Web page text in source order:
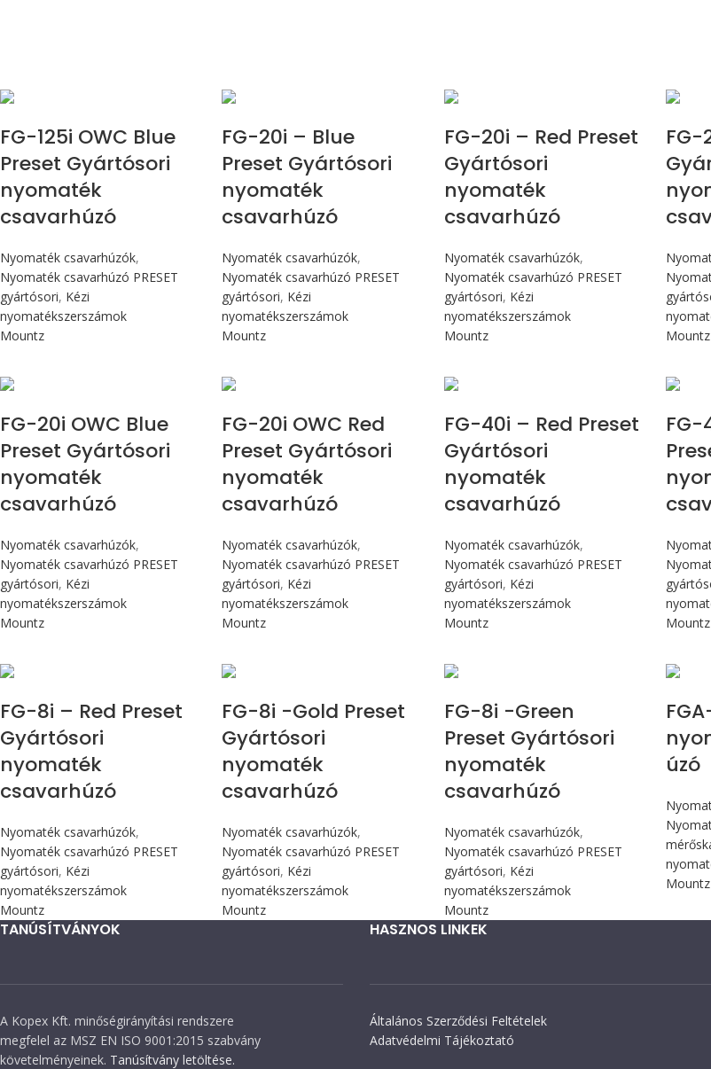
FG-125i OWC Blue
Preset Gyártósori
nyomaték
csavarhúzó
Nyomaték csavarhúzók,
Nyomaték csavarhúzó PRESET
gyártósori, Kézi
nyomatékszerszámok
Mountz
FG-20i – Blue
Preset Gyártósori
nyomaték
csavarhúzó
Nyomaték csavarhúzók,
Nyomaték csavarhúzó PRESET
gyártósori, Kézi
nyomatékszerszámok
Mountz
FG-20i – Red Preset
Gyártósori
nyomaték
csavarhúzó
Nyomaték csavarhúzók,
Nyomaték csavarhúzó PRESET
gyártósori, Kézi
nyomatékszerszámok
Mountz
FG-
Mountz
FG-20i OWC Blue
Preset Gyártósori
nyomaték
csavarhúzó
Nyomaték csavarhúzók,
Nyomaték csavarhúzó PRESET
gyártósori, Kézi
nyomatékszerszámok
Mountz
FG-20i OWC Red
Preset Gyártósori
nyomaték
csavarhúzó
Nyomaték csavarhúzók,
Nyomaték csavarhúzó PRESET
gyártósori, Kézi
nyomatékszerszámok
Mountz
FG-40i – Red Preset
Gyártósori
nyomaték
csavarhúzó
Nyomaték csavarhúzók,
Nyomaték csavarhúzó PRESET
gyártósori, Kézi
nyomatékszerszámok
Mountz
FG-
Mountz
FG-8i – Red Preset
Gyártósori
nyomaték
csavarhúzó
Nyomaték csavarhúzók,
Nyomaték csavarhúzó PRESET
gyártósori, Kézi
nyomatékszerszámok
Mountz
FG-8i -Gold Preset
Gyártósori
nyomaték
csavarhúzó
Nyomaték csavarhúzók,
Nyomaték csavarhúzó PRESET
gyártósori, Kézi
nyomatékszerszámok
Mountz
FG-8i -Green
Preset Gyártósori
nyomaték
csavarhúzó
Nyomaték csavarhúzók,
Nyomaték csavarhúzó PRESET
gyártósori, Kézi
nyomatékszerszámok
Mountz
úzó
Mountz
TANÚSÍTVÁNYOK
A Kopex Kft. minőségirányítási rendszere
megfelel az MSZ EN ISO 9001:2015 szabvány
követelményeinek. Tanúsítvány letöltése.
HASZNOS LINKEK
Általános Szerződési Feltételek
Adatvédelmi Tájékoztató